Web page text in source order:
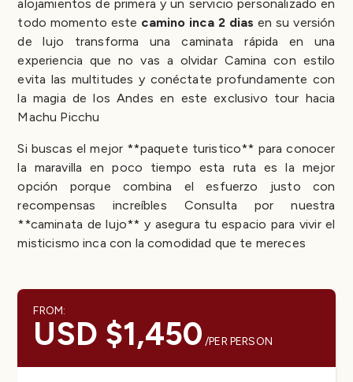
alojamientos de primera y un servicio personalizado en
todo momento este camino inca 2 dias en su versión
de lujo transforma una caminata rápida en una
experiencia que no vas a olvidar Camina con estilo
evita las multitudes y conéctate profundamente con
la magia de los Andes en este exclusivo tour hacia
Machu Picchu
Si buscas el mejor **paquete turistico** para conocer
la maravilla en poco tiempo esta ruta es la mejor
opción porque combina el esfuerzo justo con
recompensas increíbles Consulta por nuestra
**caminata de lujo** y asegura tu espacio para vivir el
misticismo inca con la comodidad que te mereces
FROM:
USD $1,450 /PER PERSON